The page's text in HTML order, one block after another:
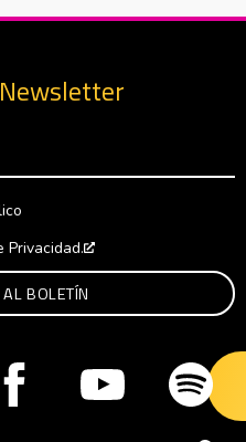
Privacidad.
nueva ventana
Abre en nueva ventana
Abre en nueva